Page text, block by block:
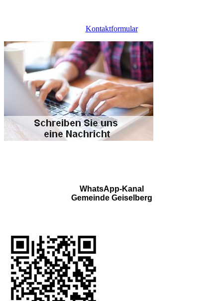
Kontaktformular
WhatsApp-Kanal
Gemeinde Geiselberg